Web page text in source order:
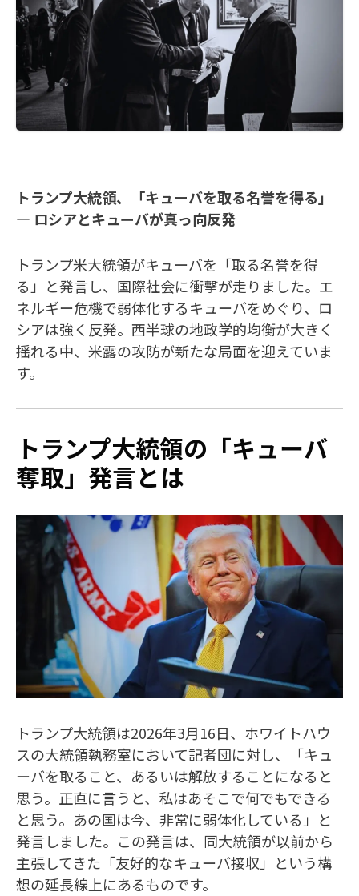
トランプ大統領、「キューバを取る名誉を得る」
― ロシアとキューバが真っ向反発
トランプ米大統領がキューバを「取る名誉を得
る」と発言し、国際社会に衝撃が走りました。エ
ネルギー危機で弱体化するキューバをめぐり、ロ
シアは強く反発。西半球の地政学的均衡が大きく
揺れる中、米露の攻防が新たな局面を迎えていま
す。
トランプ大統領の「キューバ
奪取」発言とは
トランプ大統領は2026年3月16日、ホワイトハウ
スの大統領執務室において記者団に対し、「キュ
ーバを取ること、あるいは解放することになると
思う。正直に言うと、私はあそこで何でもできる
と思う。あの国は今、非常に弱体化している」と
発言しました。この発言は、同大統領が以前から
主張してきた「友好的なキューバ接収」という構
想の延長線上にあるものです。